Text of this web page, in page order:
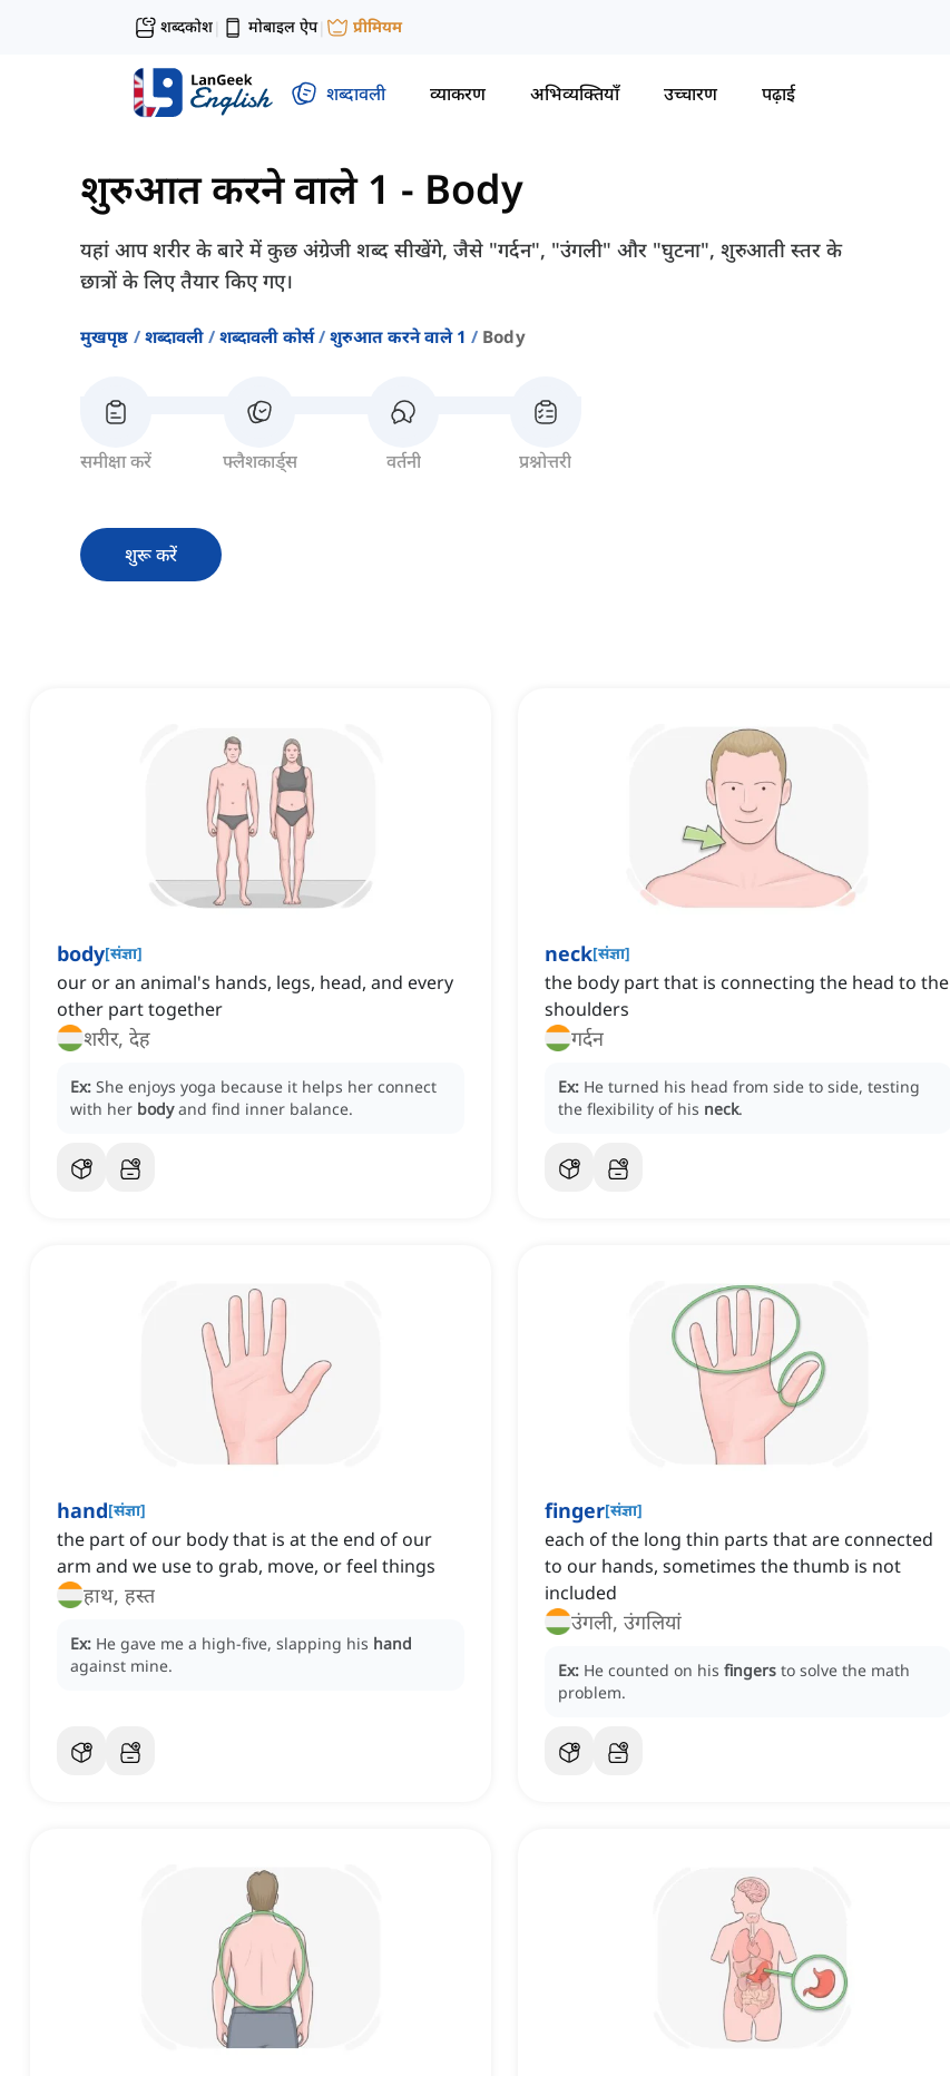
शब्दकोश| मोबाइल ऐप| प्रीमियम
शब्दावली व्याकरण अभिव्यक्तियाँ उच्चारण पढ़ाई
शुरुआत करने वाले 1 - Body
यहां आप शरीर के बारे में कुछ अंग्रेजी शब्द सीखेंगे, जैसे "गर्दन", "उंगली" और "घुटना", शुरुआती स्तर के
छात्रों के लिए तैयार किए गए।
मुखपृष्ठ शब्दावली शब्दावली कोर्स शुरुआत करने वाले 1 Body
समीक्षा करें फ्लैशकार्ड्स वर्तनी प्रश्नोत्तरी
शुरू करें
body[संज्ञा]
our or an animal's hands, legs, head, and every
other part together
शरीर, देह
Ex: She enjoys yoga because it helps her connect
with her body and find inner balance.
neck[संज्ञा]
the body part that is connecting the head to the
shoulders
गर्दन
Ex: He turned his head from side to side, testing
the flexibility of his neck.
hand[संज्ञा]
the part of our body that is at the end of our
arm and we use to grab, move, or feel things
हाथ, हस्त
Ex: He gave me a high-five, slapping his hand
against mine.
finger[संज्ञा]
each of the long thin parts that are connected
to our hands, sometimes the thumb is not
included
उंगली, उंगलियां
Ex: He counted on his fingers to solve the math
problem.